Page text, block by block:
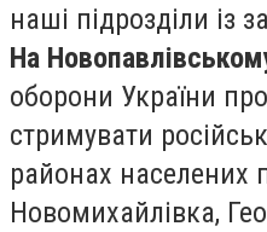
наші підрозділи із
На
оборони України
стримувати
районах населених
Новомихайлівка,